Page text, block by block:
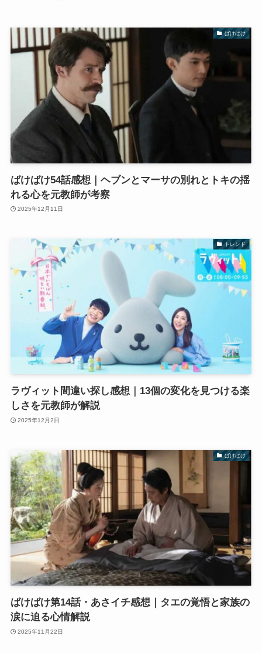
ばけばけ
ばけばけ54話感想｜ヘブンとマーサの別れとトキの揺
れる心を元教師が考察
2025年12月11日
トレンド
ラヴィット間違い探し感想｜13個の変化を見つける楽
しさを元教師が解説
2025年12月2日
ばけばけ
ばけばけ第14話・あさイチ感想｜タエの覚悟と家族の
涙に迫る心情解説
2025年11月22日